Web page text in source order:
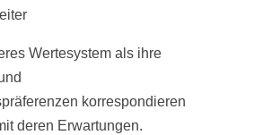
Wertesystem als ihre
korrespondieren
deren Erwartungen.